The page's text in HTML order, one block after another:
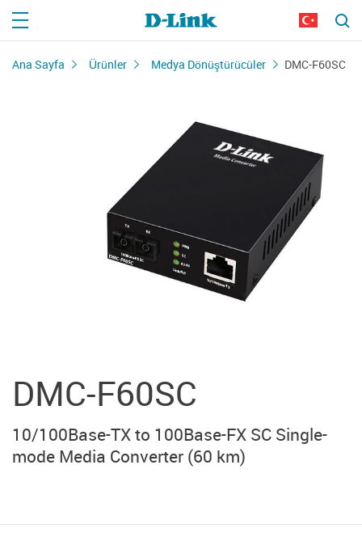
Ana Sayfa Ürünler Medya Dönüştürücüler DMC-F60SC
DMC-F60SC
10/100Base-TX to 100Base-FX SC Single-
mode Media Converter (60 km)